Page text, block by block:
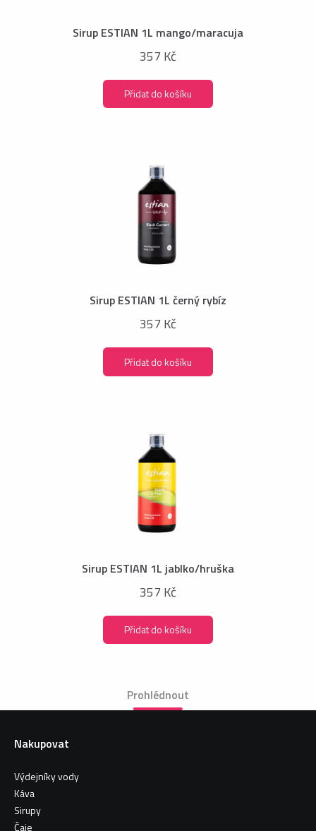
Sirup ESTIAN 1L mango/maracuja
357 Kč
Přidat do košíku
Sirup ESTIAN 1L černý rybíz
357 Kč
Přidat do košíku
Sirup ESTIAN 1L jablko/hruška
357 Kč
Přidat do košíku
Prohlédnout
Nakupovat
Výdejníky vody
Káva
Sirupy
Čaje